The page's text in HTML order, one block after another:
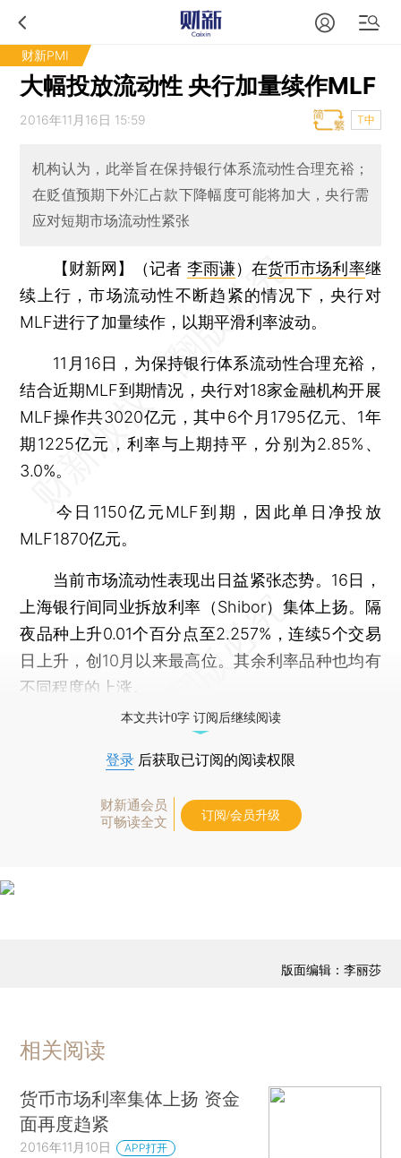
财新PMI
大幅投放流动性 央行加量续作MLF
2016年11月16日 15:59 T中
机构认为，此举旨在保持银行体系流动性合理充裕；
在贬值预期下外汇占款下降幅度可能将加大，央行需
应对短期市场流动性紧张
【财新网】（记者 李雨谦） 在货币市场利率继
续上行，市场流动性不断趋紧的情况下，央行对
MLF进行了加量续作，以期平滑利率波动。
11月16日，为保持银行体系流动性合理充裕，
结合近期MLF到期情况，央行对18家金融机构开展
MLF操作共3020亿元，其中6个月1795亿元、1年
期1225亿元，利率与上期持平，分别为2.85%、
3.0%。
今日1150亿元MLF到期，因此单日净投放
MLF1870亿元。
当前市场流动性表现出日益紧张态势。16日，
上海银行间同业拆放利率（Shibor）集体上扬。隔
夜品种上升0.01个百分点至2.257%，连续5个交易
日上升，创10月以来最高位。其余利率品种也均有
不同程度的上涨。
本文共计0字 订阅后继续阅读
登录 后获取已订阅的阅读权限
财新通会员
可畅读全文
订阅/会员升级
版面编辑：李丽莎
相关阅读
货币市场利率集体上扬 资金
面再度趋紧
2016年11月10日 APP打开